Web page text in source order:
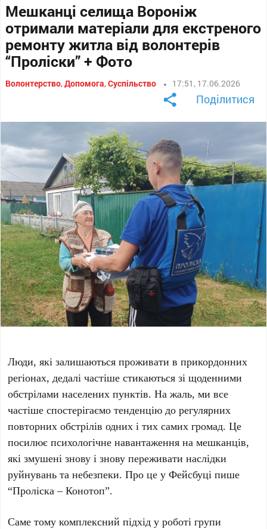
Мешканці селища Вороніж
отримали матеріали для екстреного
ремонту житла від волонтерів
“Проліски” + Фото
Волонтерство,Допомога,Суспільство 17:51, 17.06.2026
Поділитися
Люди, які залишаються проживати в прикордонних
регіонах, дедалі частіше стикаються зі щоденними
обстрілами населених пунктів. На жаль, ми все
частіше спостерігаємо тенденцію до регулярних
повторних обстрілів одних і тих самих громад. Це
посилює психологічне навантаження на мешканців,
які змушені знову і знову переживати наслідки
руйнувань та небезпеки. Про це у Фейсбуці пише
“Проліска – Конотоп”.
Саме тому комплексний підхід у роботі групи